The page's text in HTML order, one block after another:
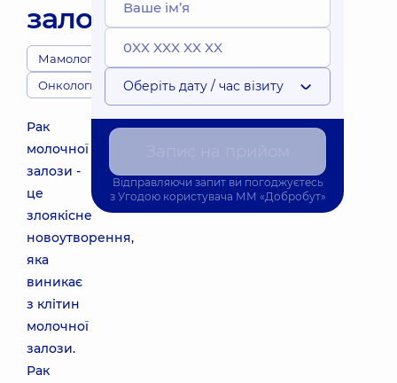
залози
Мамологи
Онкологи
Рак
молочної
залози -
це
злоякісне
новоутворення,
яка
виникає
з клітин
молочної
залози.
Рак
Оберіть дату / час візиту
Відправляючи запит ви погоджуєтесь
з Угодою користувача ММ «Добробут»